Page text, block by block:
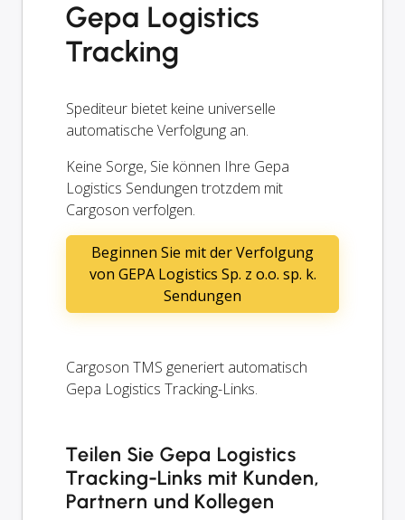
Gepa Logistics
Tracking
Spediteur bietet keine universelle
automatische Verfolgung an.
Keine Sorge, Sie können Ihre Gepa
Logistics Sendungen trotzdem mit
Cargoson verfolgen.
Beginnen Sie mit der Verfolgung
von GEPA Logistics Sp. z o.o. sp. k.
Sendungen
Cargoson TMS generiert automatisch
Gepa Logistics Tracking-Links.
Teilen Sie Gepa Logistics
Tracking-Links mit Kunden,
Partnern und Kollegen